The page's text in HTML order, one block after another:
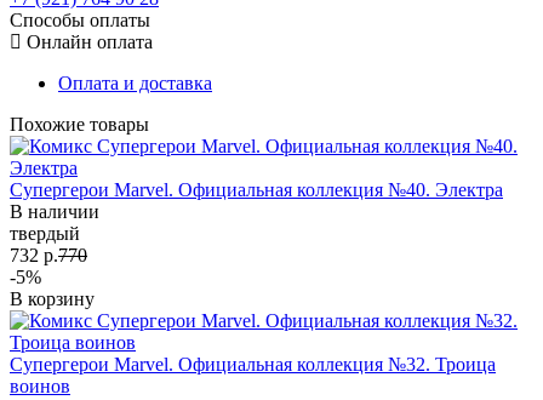
Способы оплаты
Онлайн оплата
Оплата и доставка
Похожие товары
Супергерои Marvel. Официальная коллекция №40. Электра
В наличии
твердый
732 р.770
-5%
В корзину
Супергерои Marvel. Официальная коллекция №32. Троица
воинов